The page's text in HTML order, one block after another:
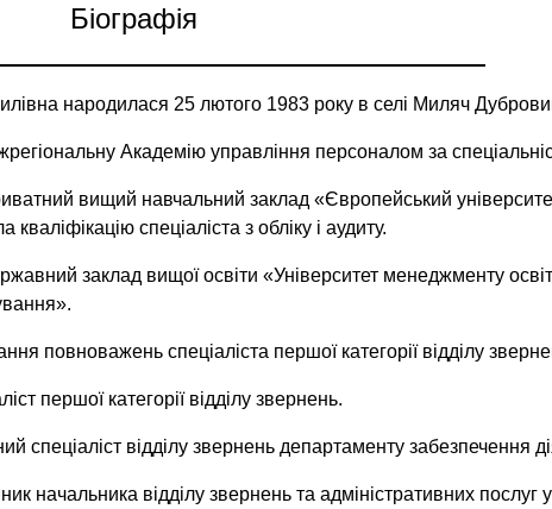
Біографія
народилася 25 лютого 1983 року в селі Миляч
Академію управління персоналом за
вищий навчальний заклад «Європейський
кваліфікацію спеціаліста з обліку і аудиту.
заклад вищої освіти «Університет менеджменту
повноважень спеціаліста першої категорії відділу
першої категорії відділу звернень.
спеціаліст відділу звернень департаменту забезпечення
начальника відділу звернень та адміністративних